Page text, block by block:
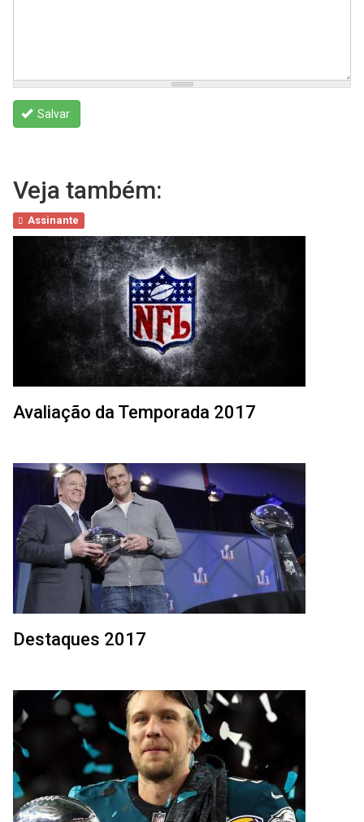
Salvar
Veja também:
Assinante
Avaliação da Temporada 2017
Destaques 2017